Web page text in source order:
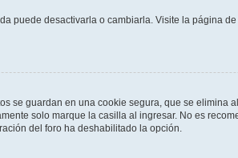
puede desactivarla o cambiarla. Visite la página
se guardan en una cookie segura, que se elimina
solo marque la casilla al ingresar. No es
del foro ha deshabilitado la opción.